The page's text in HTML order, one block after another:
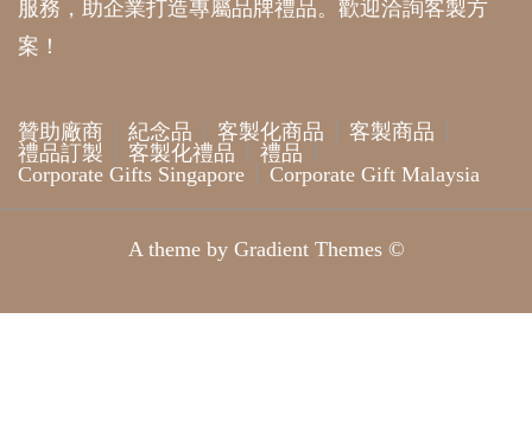
服務，助企業打造專屬品牌禮品。歡迎洽詢客製方
案！
贊助廠商 紀念品 客製化商品
客製商品
禮品訂製
客製化禮品
禮品
Corporate Gifts Singapore
Corporate Gift Malaysia
A theme by Gradient Themes ©